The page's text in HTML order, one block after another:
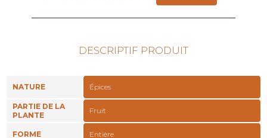
DESCRIPTIF PRODUIT
NATURE Épices
PARTIE DE LA
PLANTE
Fruit
FORME Entière